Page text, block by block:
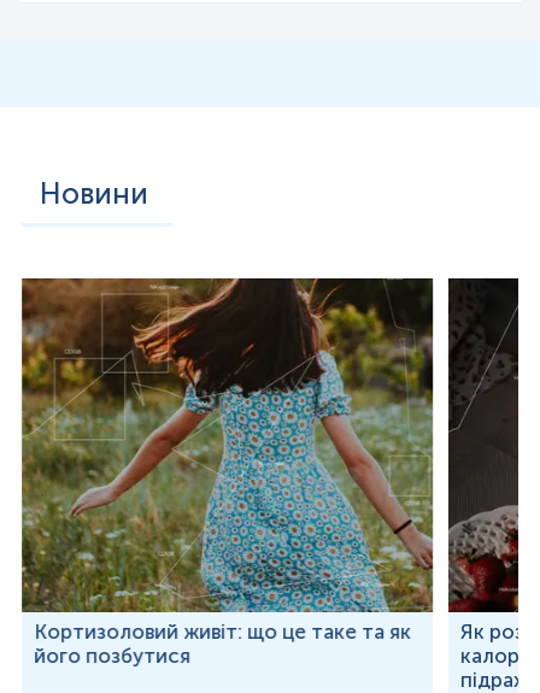
Новини
Кортизоловий живіт: що це таке та як
його позбутися
Як